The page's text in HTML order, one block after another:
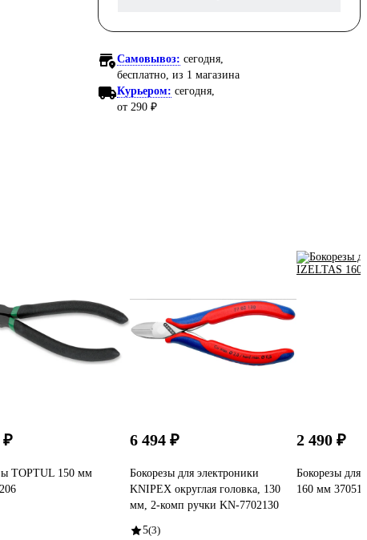
Самовывоз: сегодня,
бесплатно , из 1 магазина
Курьером: сегодня,
от 290 ₽
₽
TOPTUL 150 мм
6 494 ₽
Бокорезы для электроники
KNIPEX округлая головка, 130
мм, 2-комп ручки KN-7702130
5(3)
2 490 ₽
Бокорезы для
160 мм